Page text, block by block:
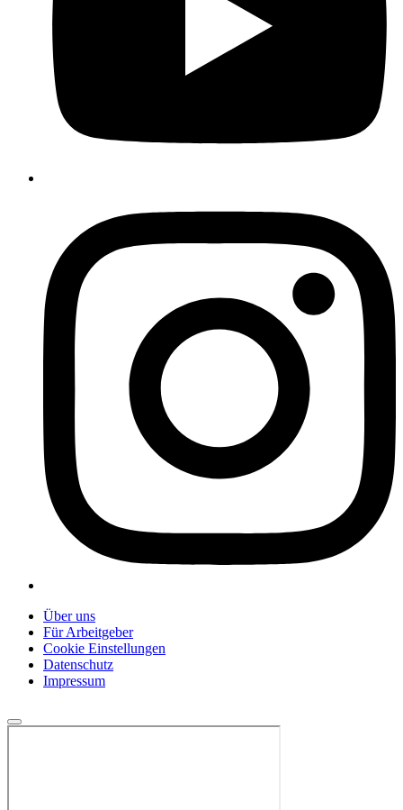
Über uns
Für Arbeitgeber
Cookie Einstellungen
Datenschutz
Impressum